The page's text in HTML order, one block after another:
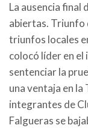
La ausencia final
abiertas. Triunfo
triunfos locales
colocó líder en el
sentenciar la
una ventaja en la
integrantes de
Falgueras se